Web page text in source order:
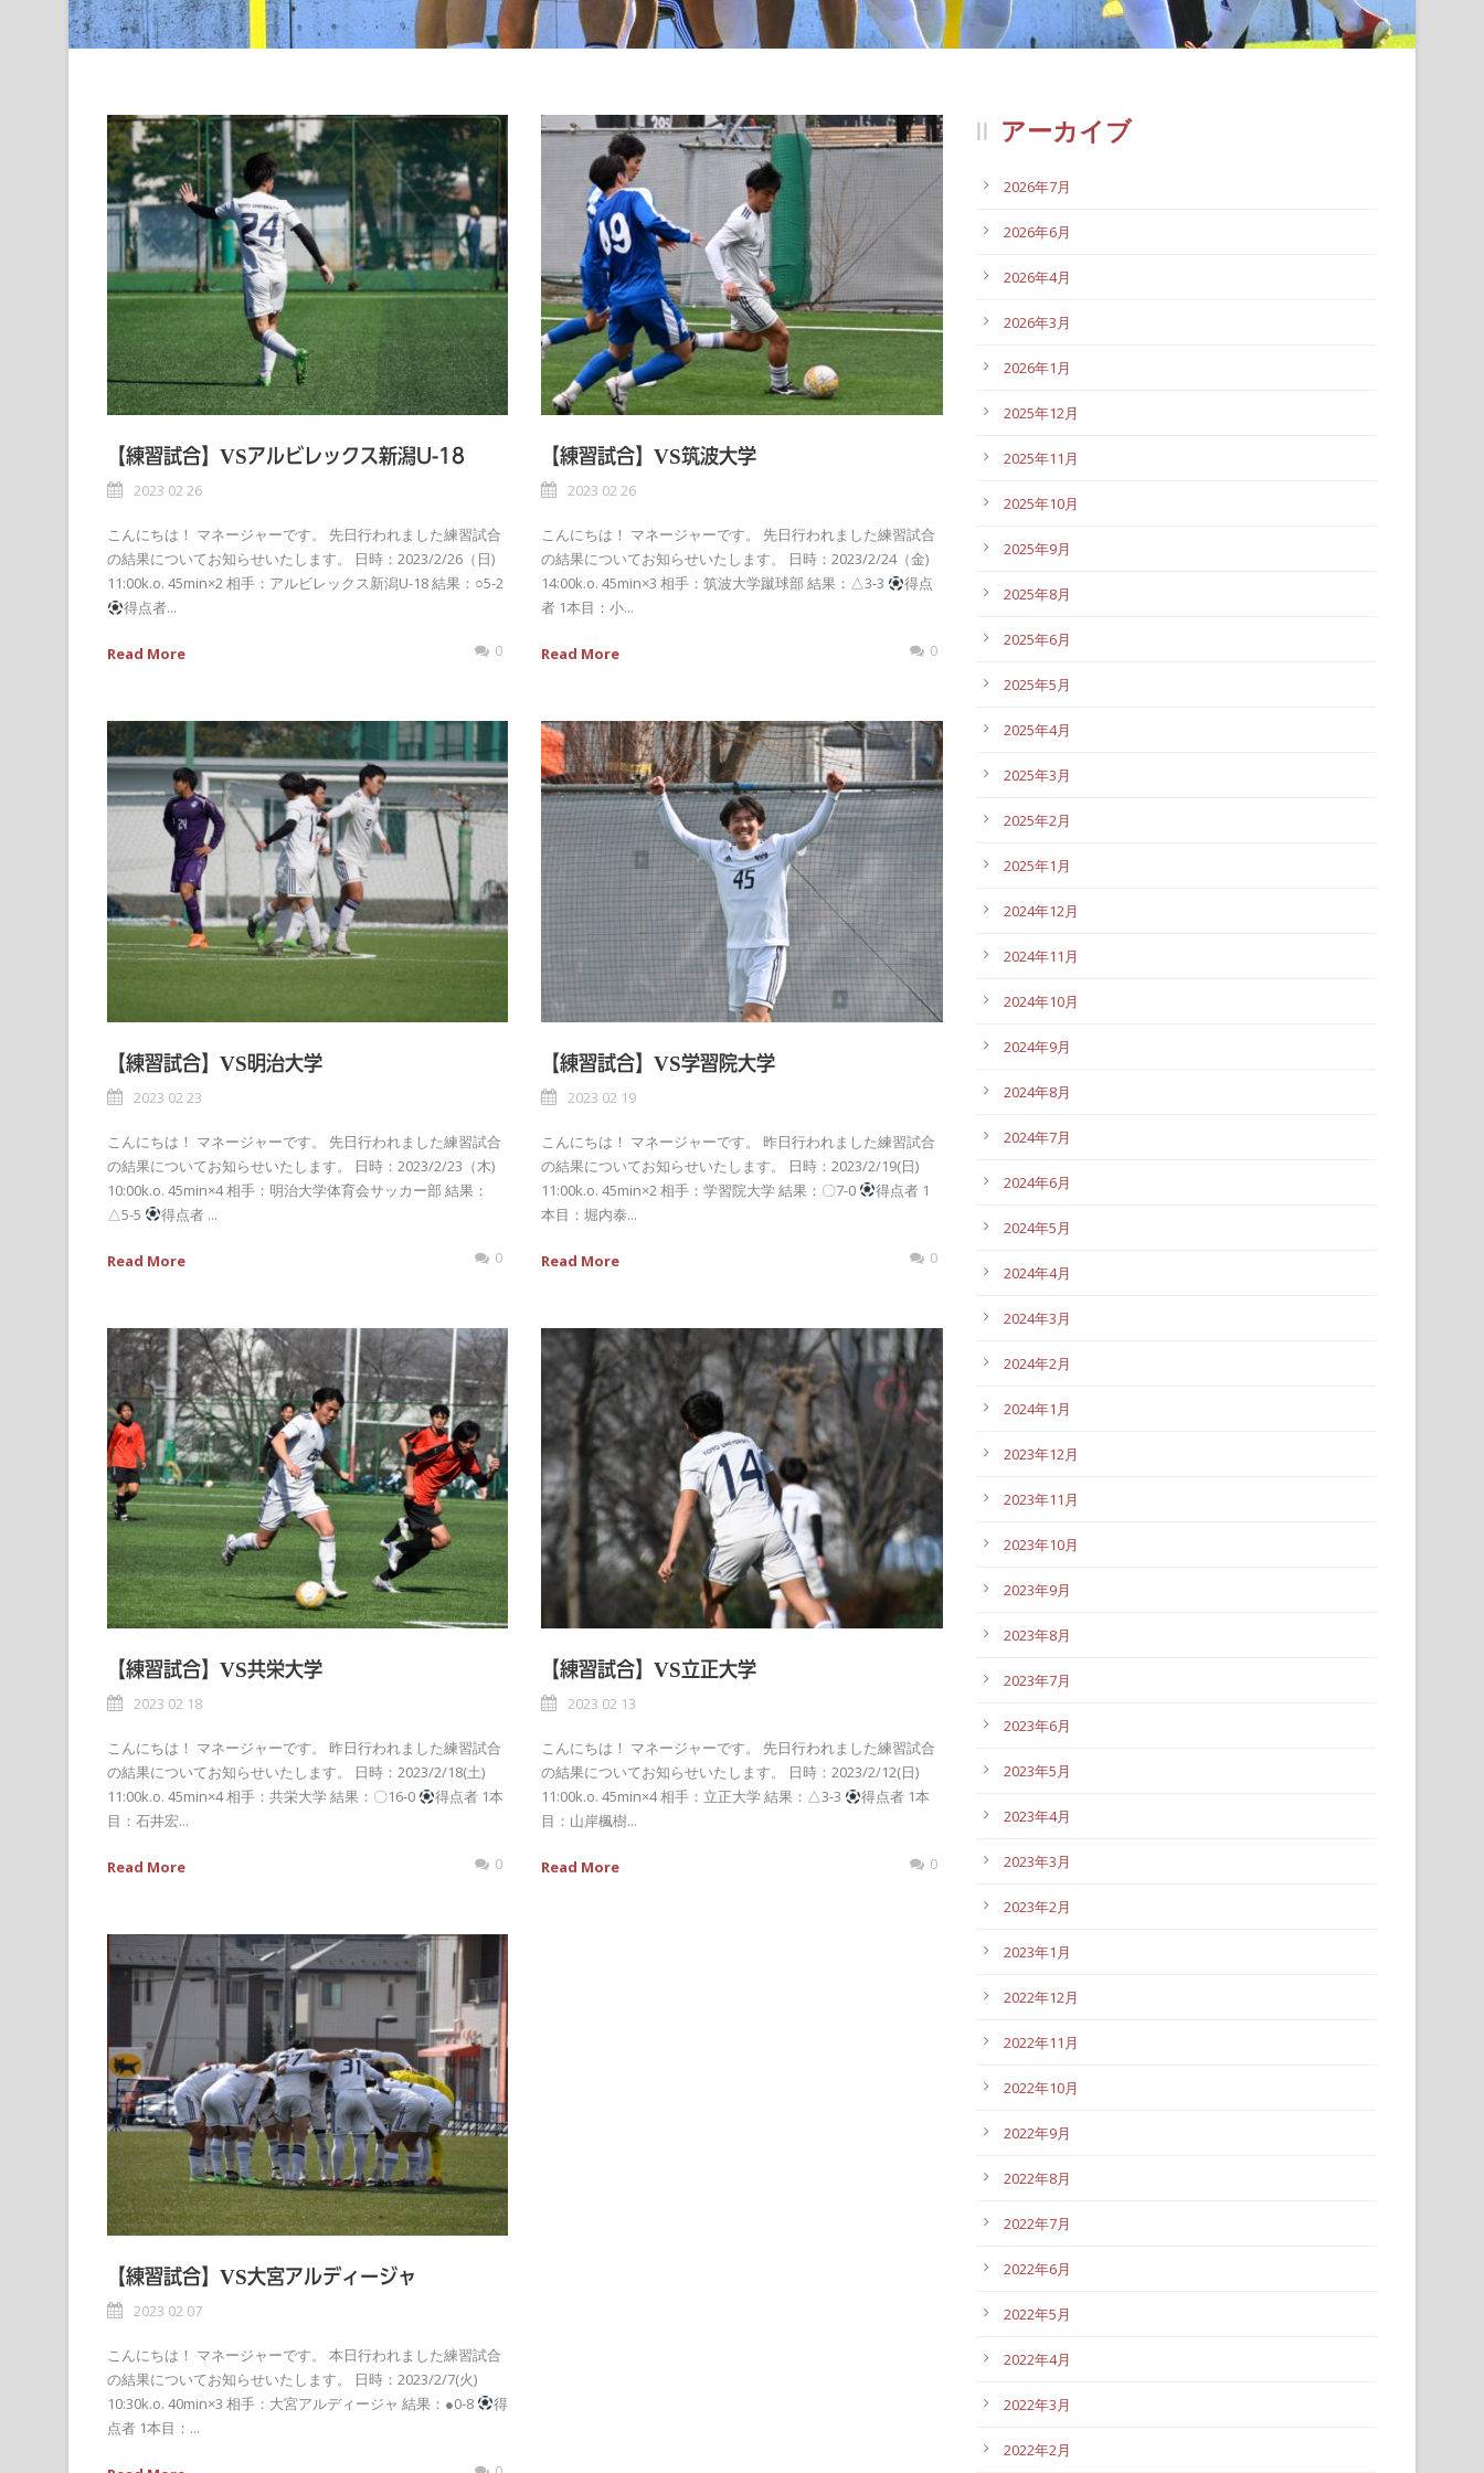
【練習試合】VSアルビレックス新潟U-18
2023 02 26
こんにちは！ マネージャーです。 先日行われました練習試合
の結果についてお知らせいたします。 日時：2023/2/26（日)
11:00k.o. 45min×2 相手：アルビレックス新潟U-18 結果：○5-2
得点者...
Read More 0
【練習試合】VS筑波大学
2023 02 26
こんにちは！ マネージャーです。 先日行われました練習試合
の結果についてお知らせいたします。 日時：2023/2/24（金)
14:00k.o. 45min×3 相手：筑波大学蹴球部 結果：△3-3
得点
者 1本目：小...
Read More 0
【練習試合】VS明治大学
2023 02 23
こんにちは！ マネージャーです。 先日行われました練習試合
の結果についてお知らせいたします。 日時：2023/2/23（木)
10:00k.o. 45min×4 相手：明治大学体育会サッカー部 結果：
△5-5
得点者 ...
Read More 0
【練習試合】VS学習院大学
2023 02 19
こんにちは！ マネージャーです。 昨日行われました練習試合
の結果についてお知らせいたします。 日時：2023/2/19(日)
11:00k.o. 45min×2 相手：学習院大学 結果：〇7-0
得点者 1
本目：堀内泰...
Read More 0
【練習試合】VS共栄大学
2023 02 18
こんにちは！ マネージャーです。 昨日行われました練習試合
の結果についてお知らせいたします。 日時：2023/2/18(土)
11:00k.o. 45min×4 相手：共栄大学 結果：〇16-0
得点者 1本
目：石井宏...
Read More 0
【練習試合】VS立正大学
2023 02 13
こんにちは！ マネージャーです。 先日行われました練習試合
の結果についてお知らせいたします。 日時：2023/2/12(日)
11:00k.o. 45min×4 相手：立正大学 結果：△3-3
得点者 1本
目：山岸楓樹...
Read More 0
【練習試合】VS大宮アルディージャ
2023 02 07
こんにちは！ マネージャーです。 本日行われました練習試合
の結果についてお知らせいたします。 日時：2023/2/7(火)
10:30k.o. 40min×3 相手：大宮アルディージャ 結果：●0-8
得
点者 1本目：...
アーカイブ
2026年7月
2026年6月
2026年4月
2026年3月
2026年1月
2025年12月
2025年11月
2025年10月
2025年9月
2025年8月
2025年6月
2025年5月
2025年4月
2025年3月
2025年2月
2025年1月
2024年12月
2024年11月
2024年10月
2024年9月
2024年8月
2024年7月
2024年6月
2024年5月
2024年4月
2024年3月
2024年2月
2024年1月
2023年12月
2023年11月
2023年10月
2023年9月
2023年8月
2023年7月
2023年6月
2023年5月
2023年4月
2023年3月
2023年2月
2023年1月
2022年12月
2022年11月
2022年10月
2022年9月
2022年8月
2022年7月
2022年6月
2022年5月
2022年4月
2022年3月
2022年2月